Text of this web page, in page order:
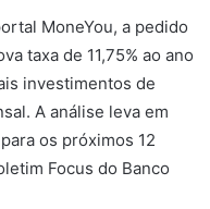
MoneYou, a pedido
taxa de 11,75% ao ano
investimentos de
A análise leva em
os próximos 12
Focus do Banco